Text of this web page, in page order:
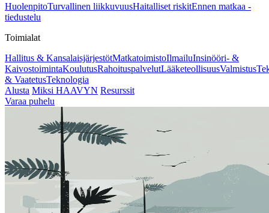
HuolenpitoTurvallinen liikkuvuusHaitalliset riskitEnnen matkaa -
tiedustelu
Toimialat
Hallitus & KansalaisjärjestötMatkatoimistoIlmailuInsinööri- &
KaivostoimintaKoulutusRahoituspalvelutLääketeollisuusValmistus
& VaatetusTeknologia
Alusta Miksi HAAVYN Resurssit
Varaa puhelu